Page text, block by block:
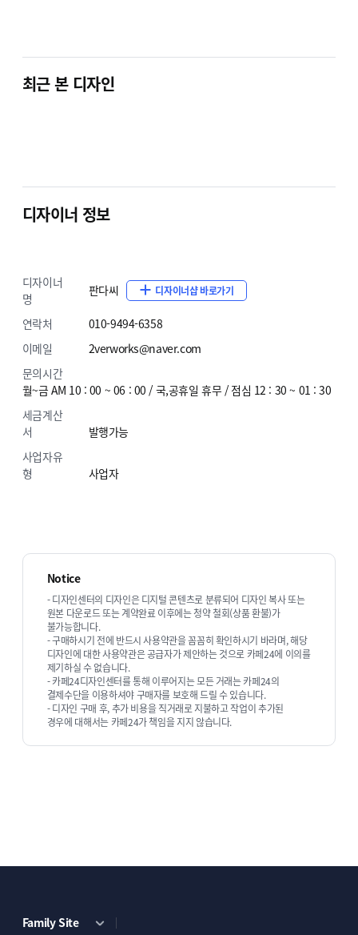
# BREEZY
원페이지 # YUMMY
# PLANET 추천상품 # NEWSPAPER
# HELLO
최근 본 디자인
디자이너 정보
디자이너
명
판다씨 디자이너샵 바로가기
연락처
010-9494-6358
이메일
2verworks@naver.com
문의시간
월~금 AM 10 : 00 ~ 06 : 00 / 국,공휴일 휴무 / 점심 12 : 30 ~ 01 : 30
세금계산
서
발행가능
사업자유
형
사업자
Notice
- 디자인센터의 디자인은 디지털 콘텐츠로 분류되어 디자인 복사 또는
원본 다운로드 또는 계약완료 이후에는 청약 철회(상품 환불)가
불가능합니다.
- 구매하시기 전에 반드시 사용약관을 꼼꼼히 확인하시기 바라며, 해당
디자인에 대한 사용약관은 공급자가 제안하는 것으로 카페24에 이의를
제기하실 수 없습니다.
- 카페24디자인센터를 통해 이루어지는 모든 거래는 카페24의
결제수단을 이용하셔야 구매자를 보호해 드릴 수 있습니다.
- 디자인 구매 후, 추가 비용을 직거래로 지불하고 작업이 추가된
경우에 대해서는 카페24가 책임을 지지 않습니다.
Family Site